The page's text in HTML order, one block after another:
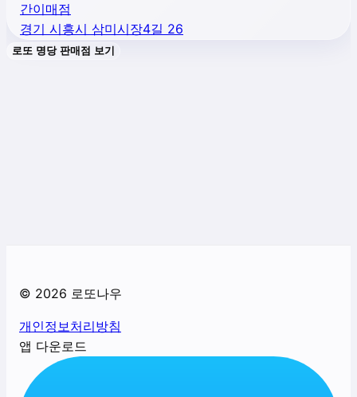
간이매점
경기 시흥시 삼미시장4길 26
로또 명당 판매점 보기
© 2026 로또나우
개인정보처리방침
앱 다운로드